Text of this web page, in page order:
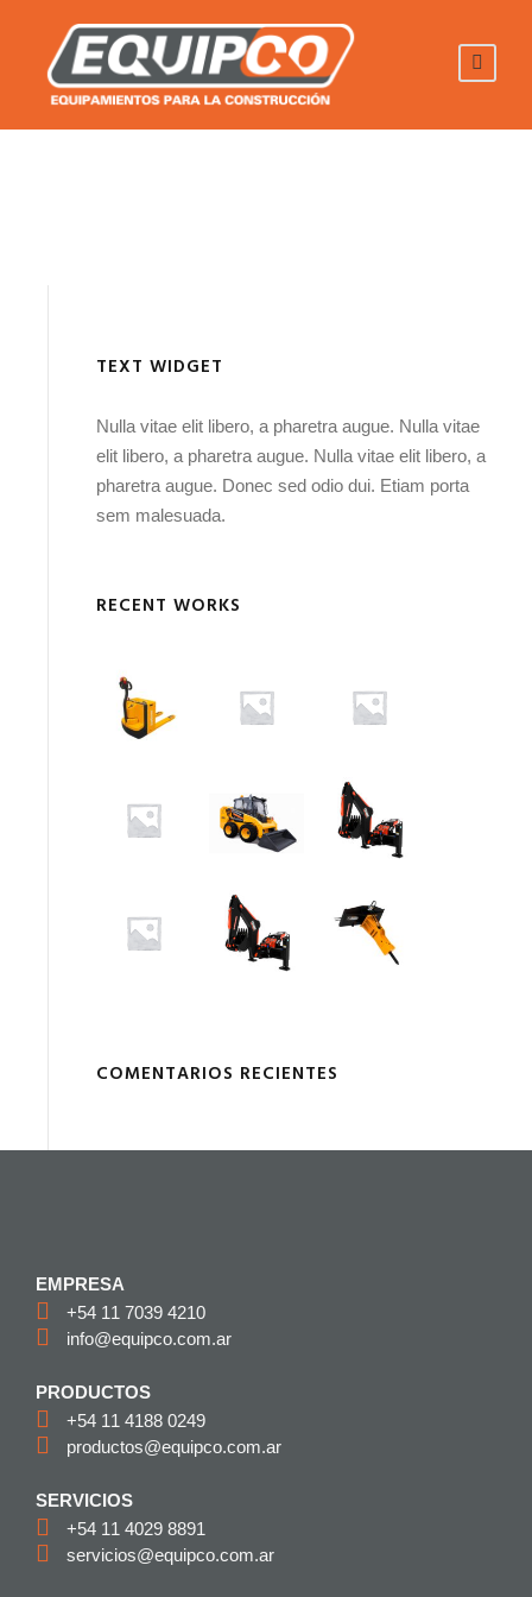
TEXT WIDGET
Nulla vitae elit libero, a pharetra augue. Nulla vitae
elit libero, a pharetra augue. Nulla vitae elit libero, a
pharetra augue. Donec sed odio dui. Etiam porta
sem malesuada.
RECENT WORKS
COMENTARIOS RECIENTES
EMPRESA
+54 11 7039 4210
info@equipco.com.ar
PRODUCTOS
+54 11 4188 0249
productos@equipco.com.ar
SERVICIOS
+54 11 4029 8891
servicios@equipco.com.ar